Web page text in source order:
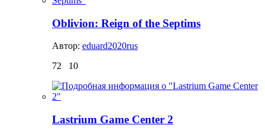
Oblivion: Reign of the Septims
Автор: eduard2020rus
72
10
Lastrium Game Center 2